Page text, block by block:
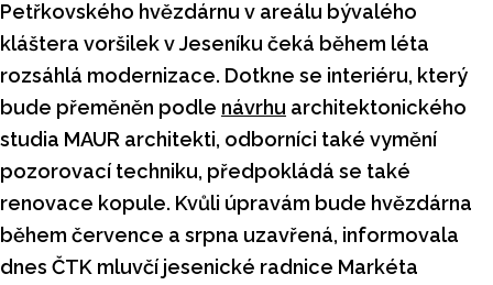
Petřkovského hvězdárnu v areálu bývalého
kláštera voršilek v Jeseníku čeká během léta
rozsáhlá modernizace. Dotkne se interiéru, který
bude přeměněn podle návrhu architektonického
studia MAUR architekti, odborníci také vymění
pozorovací techniku, předpokládá se také
renovace kopule. Kvůli úpravám bude hvězdárna
během července a srpna uzavřená, informovala
dnes ČTK mluvčí jesenické radnice Markéta